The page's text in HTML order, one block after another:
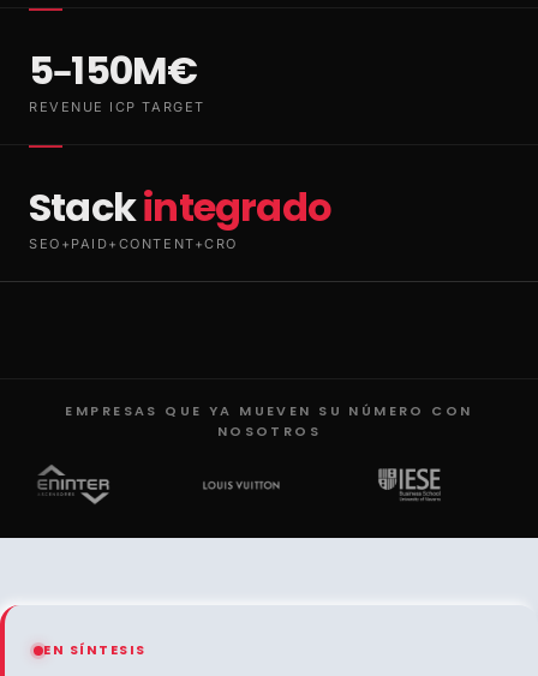
5–150M€
REVENUE ICP TARGET
Stackintegrado
SEO+PAID+CONTENT+CRO
EMPRESAS QUE YA MUEVEN SU NÚMERO CON
NOSOTROS
EN SÍNTESIS